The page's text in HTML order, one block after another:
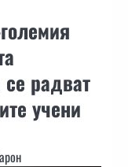
радват
учени